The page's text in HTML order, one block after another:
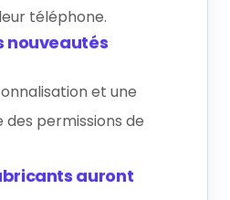
auront
Vivo, Realme,
autres.